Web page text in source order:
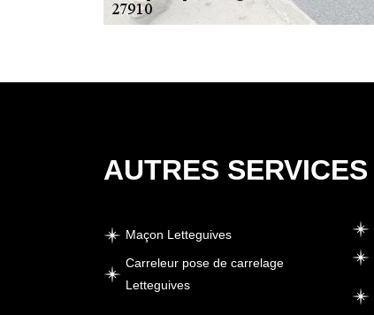
AUTRES SERVICES
Maçon Letteguives
Carreleur pose de carrelage
Letteguives